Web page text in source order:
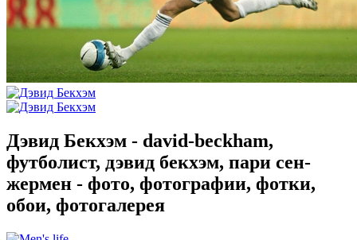
Дэвид Бекхэм - david-beckham,
футболист, дэвид бекхэм, пари сен-
жермен - фото, фотографии, фотки,
обои, фотогалерея